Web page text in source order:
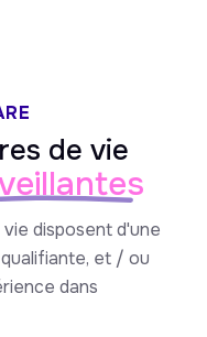
de vie
disposent d'une
et / ou
dans